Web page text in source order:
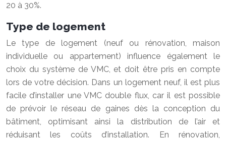
20 à 30%.
Type de logement
Le type de logement (neuf ou rénovation, maison
individuelle ou appartement) influence également le
choix du système de VMC, et doit être pris en compte
lors de votre décision. Dans un logement neuf, il est plus
facile d’installer une VMC double flux, car il est possible
de prévoir le réseau de gaines dès la conception du
bâtiment, optimisant ainsi la distribution de l’air et
réduisant les coûts d’installation. En rénovation,